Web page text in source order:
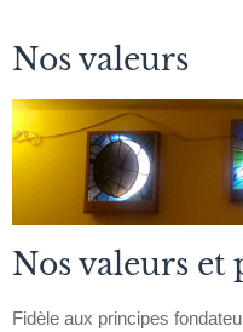
Nos valeurs
Nos valeurs et
Fidèle aux principes